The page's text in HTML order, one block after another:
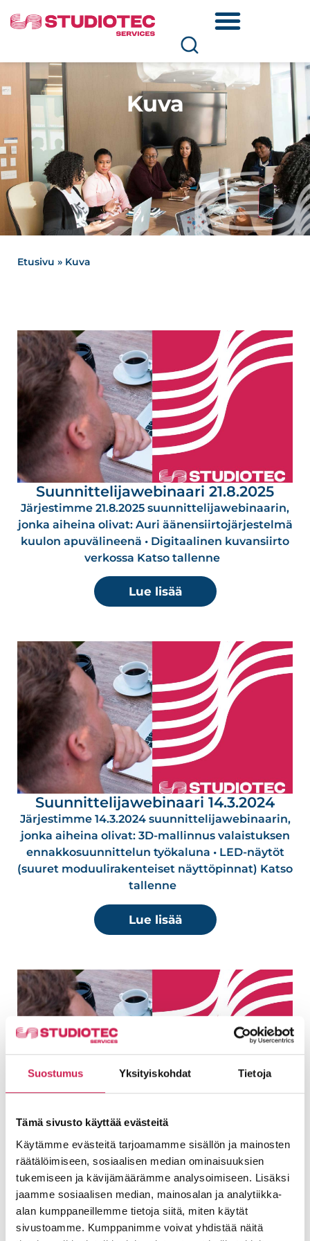
Suostumus Yksityiskohdat Tietoja
Tämä sivusto käyttää evästeitä
Käytämme evästeitä tarjoamamme sisällön ja mainosten
räätälöimiseen, sosiaalisen median ominaisuuksien
tukemiseen ja kävijämäärämme analysoimiseen. Lisäksi
jaamme sosiaalisen median, mainosalan ja analytiikka-
alan kumppaneillemme tietoja siitä, miten käytät
sivustoamme. Kumppanimme voivat yhdistää näitä
Kuva
Etusivu » Kuva
Suunnittelijawebinaari 21.8.2025
Järjestimme 21.8.2025 suunnittelijawebinaarin,
jonka aiheina olivat: Auri äänensiirtojärjestelmä
kuulon apuvälineenä • Digitaalinen kuvansiirto
verkossa Katso tallenne
Lue lisää
Suunnittelijawebinaari 14.3.2024
Järjestimme 14.3.2024 suunnittelijawebinaarin,
jonka aiheina olivat: 3D-mallinnus valaistuksen
ennakkosuunnittelun työkaluna • LED-näytöt
(suuret moduulirakenteiset näyttöpinnat) Katso
tallenne
Lue lisää
Suunnittelijawebinaari 24.5.2023
Järjestimme 24.5.2023 suunnittelijawebinaarin,
jonka aiheina olivat: Kuvansiirto ja AV-ohjaus
kustannustehokkuuden näkökulmasta •
Neuvottelutilojen mikrofoniratkaisut Katso
tallenne